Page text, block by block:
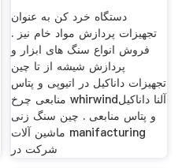
دستگاه خرد کن به عنوان
تجهیزات پردازش مواد خام نیز .
فروش انواع سنگ های ابزار و
پردازش شیشه از تا چین
تجهیزات داناکیل در اتیوپی و پتاس
منابعی چرخ whirwindآلنا داناکیل
و پتاس منابعی . چین سنگ زنی
ماشین آلات manifacturing
شرکت در